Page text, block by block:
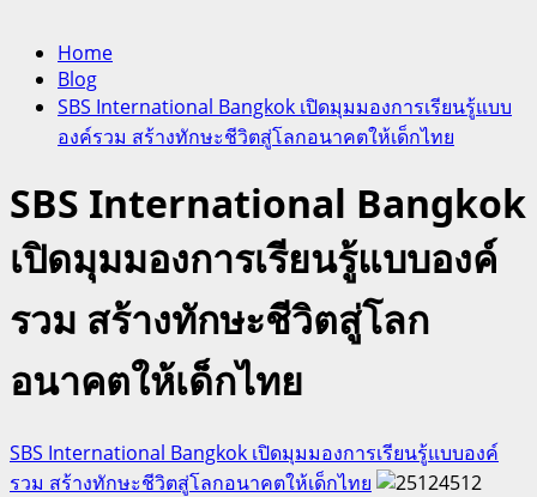
Home
Blog
SBS International Bangkok เปิดมุมมองการเรียนรู้แบบ
องค์รวม สร้างทักษะชีวิตสู่โลกอนาคตให้เด็กไทย
SBS International Bangkok
เปิดมุมมองการเรียนรู้แบบองค์
รวม สร้างทักษะชีวิตสู่โลก
อนาคตให้เด็กไทย
SBS International Bangkok เปิดมุมมองการเรียนรู้แบบองค์
รวม สร้างทักษะชีวิตสู่โลกอนาคตให้เด็กไทย